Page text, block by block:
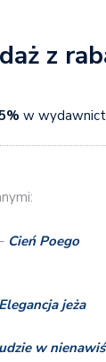
z
w
Cień Poego
Elegancja jeża
w